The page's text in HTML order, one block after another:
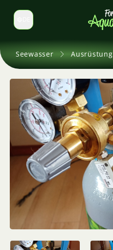
Sprache wechseln
Seewasser Ausrüstung